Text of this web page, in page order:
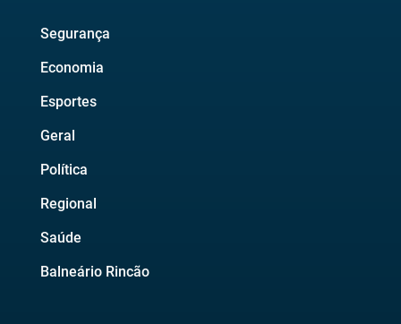
Segurança
Economia
Esportes
Geral
Política
Regional
Saúde
Balneário Rincão